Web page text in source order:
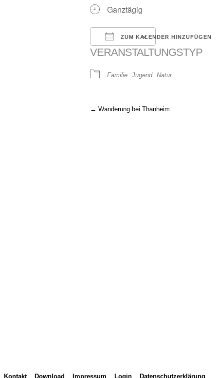
Ganztägig
ZUM KALENDER HINZUFÜGEN
ICS herunterladen
VERANSTALTUNGSTYP
Familie Jugend Natur
← Wanderung bei Thanheim
Kontakt Download Impressum Login Datenschutzerklärung